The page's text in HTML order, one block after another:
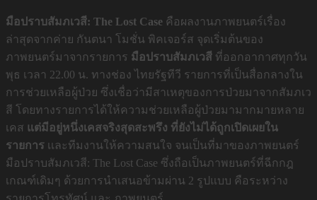
มือปราบสัมภเวสี: The Lost Case คือผลงานภาพยนตร์เรื่อง
ล่าสุดจากค่าย กันตนา โมชั่น พิคเจอร์ส จุดเริ่มต้นของ
ภาพยนตร์มาจากรายการ มือปราบสัมภเวสี ที่ออกอากาศทุกวัน
พุธ เวลา 22.00 น. ทางช่อง ไทยรัฐทีวี รายการที่เป็นสื่อกลางใน
การช่วยเหลือผู้ป่วย ซึ่งเชื่อว่ามีสาเหตุของการป่วยมาจากสัมภเว
สี โดยทางรายการได้ให้ความช่วยเหลือผู้ป่วยมามากมายหลาย
เคส แต่มีอยู่หนึ่งเคสจริงสุดสะพรึง ที่ยังไม่ได้ถูกเปิดเผยใน
รายการ เเละทีมงานให้ความสนใจ จนเป็นที่มาของภาพยนตร์
มือปราบสัมภเวสี: The Lost Case ซึ่งถือเป็นภาพยนตร์ที่ฉีกกฎ
เกณฑ์เดิมๆ ด้วยการนำเสนอข้ามผ่าน 2 รูปแบบ คือระหว่าง